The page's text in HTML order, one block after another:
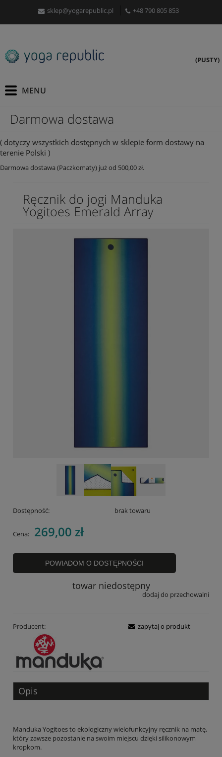
sklep@yogarepublic.pl +48 790 805 853
(PUSTY)
Darmowa dostawa
( dotyczy wszystkich dostępnych w sklepie form dostawy na
terenie Polski )
Darmowa dostawa (Paczkomaty) już od 500,00 zł.
Ręcznik do jogi Manduka
Yogitoes Emerald Array
Dostępność: brak towaru
Cena: 269,00 zł
POWIADOM O DOSTĘPNOŚCI
towar niedostępny
dodaj do przechowalni
Producent: zapytaj o produkt
Opis
Manduka Yogitoes to ekologiczny wielofunkcyjny ręcznik na matę,
który zawsze pozostanie na swoim miejscu dzięki silikonowym
kropkom.